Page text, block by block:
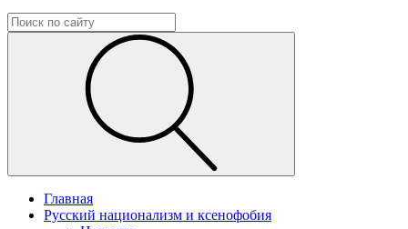
Главная
Русский национализм и ксенофобия